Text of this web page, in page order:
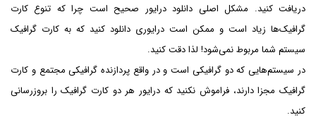
دریافت کنید. مشکل اصلی دانلود درایور صحیح است چرا که تنوع کارت
گرافیک‌ها زیاد است و ممکن است درایوری دانلود کنید که به کارت گرافیک
سیستم شما مربوط نمی‌شود! لذا دقت کنید.
در سیستم‌هایی که دو گرافیکی است و در واقع پردازنده گرافیکی مجتمع و کارت
گرافیک مجزا دارند، فراموش نکنید که درایور هر دو کارت گرافیک را بروزرسانی
کنید.